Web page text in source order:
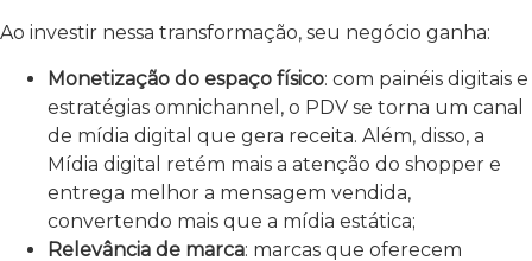
Ao investir nessa transformação, seu negócio ganha:
Monetização do espaço físico: com painéis digitais e
estratégias omnichannel, o PDV se torna um canal
de mídia digital que gera receita. Além, disso, a
Mídia digital retém mais a atenção do shopper e
entrega melhor a mensagem vendida,
convertendo mais que a mídia estática;
Relevância de marca: marcas que oferecem